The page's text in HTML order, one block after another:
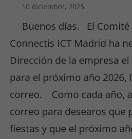
10 diciembre, 2025
Buenos días. El Comité
Connectis ICT Madrid ha
Dirección de la empresa
para el próximo año 2026,
correo. Como cada año,
correo para desearos que
fiestas y que el próximo